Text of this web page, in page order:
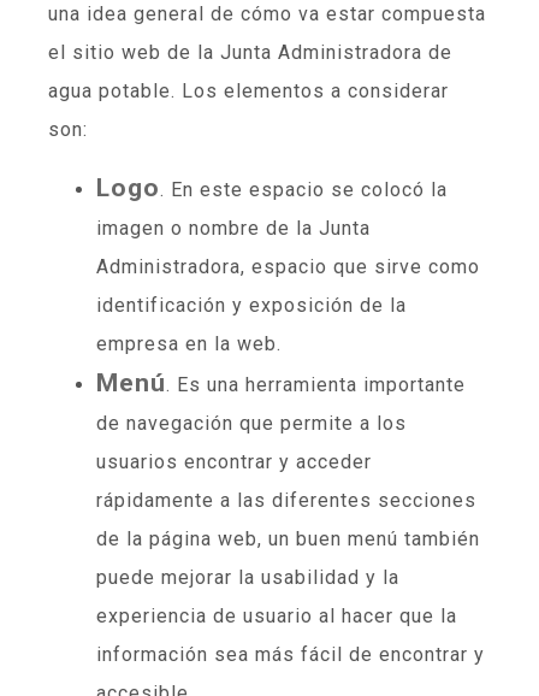
una idea general de cómo va estar compuesta
el sitio web de la Junta Administradora de
agua potable. Los elementos a considerar
son:
Logo. En este espacio se colocó la
imagen o nombre de la Junta
Administradora, espacio que sirve como
identificación y exposición de la
empresa en la web.
Menú. Es una herramienta importante
de navegación que permite a los
usuarios encontrar y acceder
rápidamente a las diferentes secciones
de la página web, un buen menú también
puede mejorar la usabilidad y la
experiencia de usuario al hacer que la
información sea más fácil de encontrar y